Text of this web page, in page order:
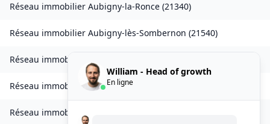
Réseau immobilier Aubigny-la-Ronce (21340)
Réseau immobilier Aubigny-lès-Sombernon (21540)
Réseau immobilier
Réseau immobilierAuvillars-sur-Saône
Réseau immobilier
William - Head of growth
En ligne